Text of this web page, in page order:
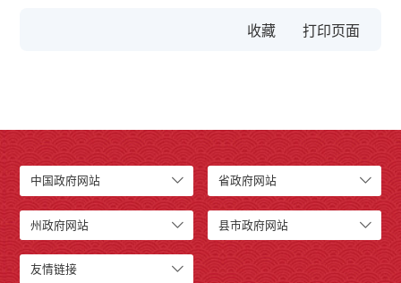
收藏
中国政府网站 省政府网站
州政府网站 县市政府网站
友情链接